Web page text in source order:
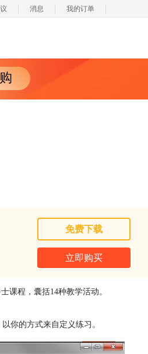
消息 我的订单
免费下载
立即购买
课程，囊括14种教学活动。
你的方式来自定义练习。